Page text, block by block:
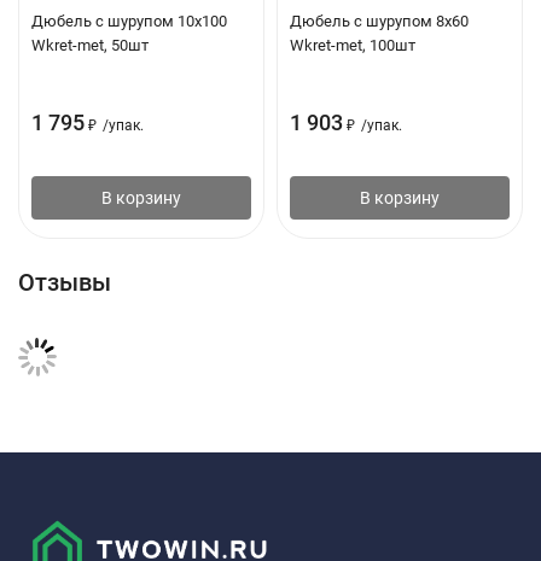
Дюбель с шурупом 10х100
Wkret-met, 50шт
1 795 ₽ /упак.
В корзину
Дюбель с шурупом 8х60
Wkret-met, 100шт
1 903 ₽ /упак.
В корзину
Отзывы